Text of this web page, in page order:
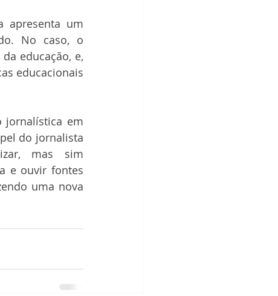
apresenta um
No caso, o
educação, e,
educacionais
jornalística em
do jornalista
mas sim
e ouvir fontes
uma nova